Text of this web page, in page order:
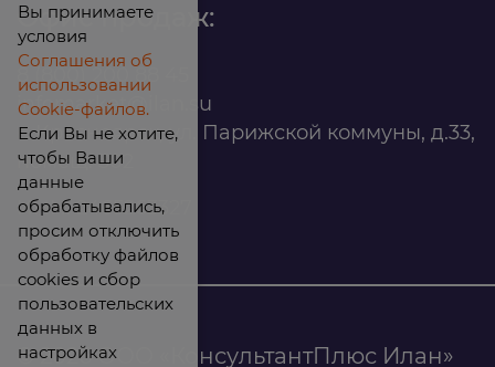
Офис продаж:
infomarket@ilan.su
г. Красноярск, ул. Парижской коммуны, д.33,
помещ. 302
ИНН: 2465263327
© 2026 ООО «КонсультантПлюс Илан»
Вы принимаете
условия
Соглашения об
использовании
Cookie-файлов.
Если Вы не хотите,
чтобы Ваши
данные
обрабатывались,
просим отключить
обработку файлов
cookies и сбор
пользовательских
данных в
настройках